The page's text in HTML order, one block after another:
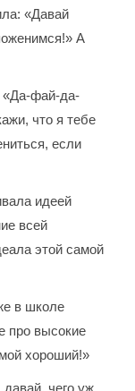
«Давай
А
«Да-фай-да-
что я тебе
если
идеей
всей
этой самой
в школе
про высокие
хороший!»
давай, чего уж